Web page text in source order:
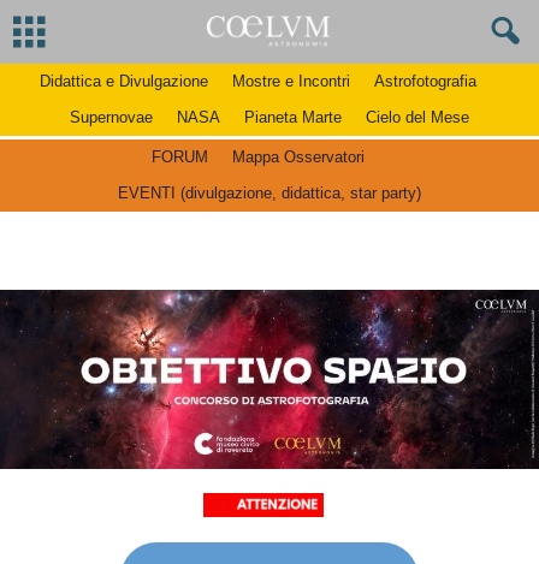
Didattica e Divulgazione Mostre e Incontri
Astrofotografia
Supernovae
NASA Pianeta Marte Cielo del Mese
FORUM
Mappa Osservatori
EVENTI (divulgazione, didattica, star party)